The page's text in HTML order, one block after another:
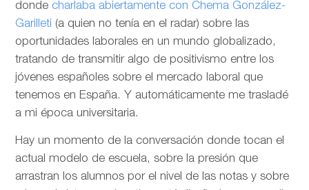
donde charlaba abiertamente con Chema González-
Garilleti (a quien no tenía en el radar) sobre las
oportunidades laborales en un mundo globalizado,
tratando de transmitir algo de positivismo entre los
jóvenes españoles sobre el mercado laboral que
tenemos en España. Y automáticamente me trasladé
a mi época universitaria.
Hay un momento de la conversación donde tocan el
actual modelo de escuela, sobre la presión que
arrastran los alumnos por el nivel de las notas y sobre